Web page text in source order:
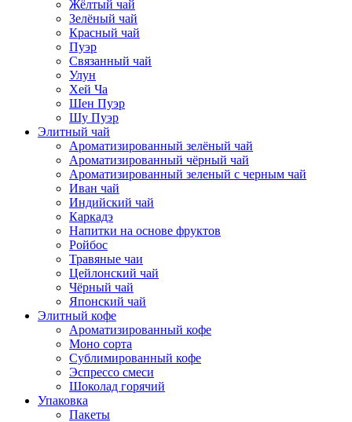
Жёлтый чай
Зелёный чай
Красный чай
Пуэр
Связанный чай
Улун
Хей Ча
Шен Пуэр
Шу Пуэр
Элитный чай
Ароматизированный зелёный чай
Ароматизированный чёрный чай
Ароматизированный зеленый с черным чай
Иван чай
Индийский чай
Каркадэ
Напитки на основе фруктов
Ройбос
Травяные чаи
Цейлонский чай
Чёрный чай
Японский чай
Элитный кофе
Ароматизированный кофе
Моно сорта
Сублимированный кофе
Эспрессо смеси
Шоколад горячий
Упаковка
Пакеты